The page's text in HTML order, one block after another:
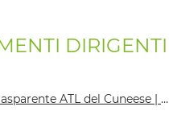
DIRIGENTI
Società Trasparente ATL del Cuneese | Visit Cuneese